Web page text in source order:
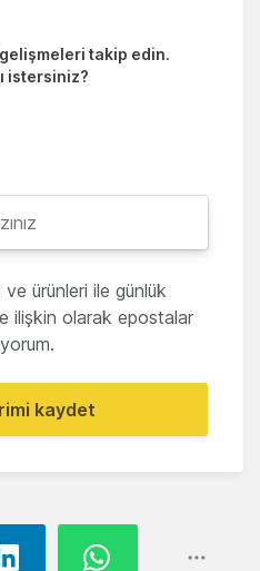
takip edin.
istersiniz?
ürünleri ile günlük
ilişkin olarak epostalar
kaydet